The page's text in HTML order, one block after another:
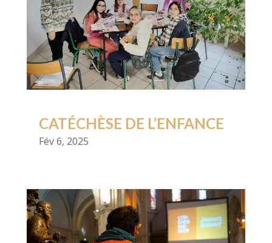
CATÉCHÈSE DE L’ENFANCE
Fév 6, 2025